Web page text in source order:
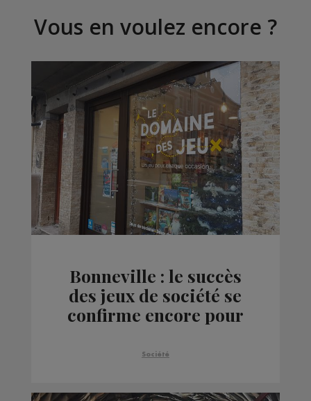
Vous en voulez encore ?
Bonneville : le succès
des jeux de société se
confirme encore pour
Société